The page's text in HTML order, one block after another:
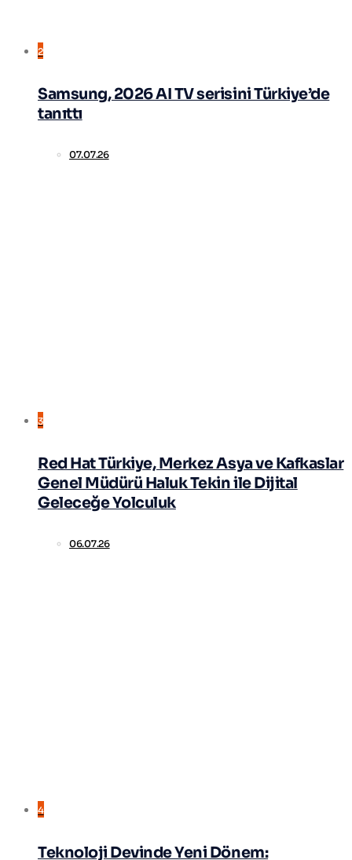
2
Samsung, 2026 AI TV serisini Türkiye’de
tanıttı
07.07.26
3
Red Hat Türkiye, Merkez Asya ve Kafkaslar
Genel Müdürü Haluk Tekin ile Dijital
Geleceğe Yolculuk
06.07.26
4
Teknoloji Devinde Yeni Dönem: